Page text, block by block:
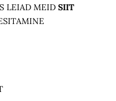
LEIAD MEID SIIT